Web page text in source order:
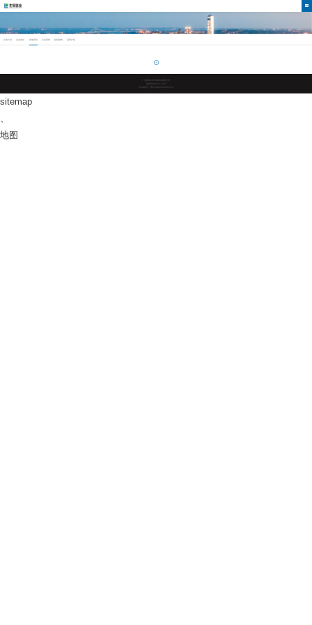
企业介绍 企业文化 发展历程 企业荣誉 组织架构 高管介绍
广东凯发k8官网股份有限公司
版权所有2019-2023
ICP备案号：粤ICP备10038642号-4
sitemap
、
地图